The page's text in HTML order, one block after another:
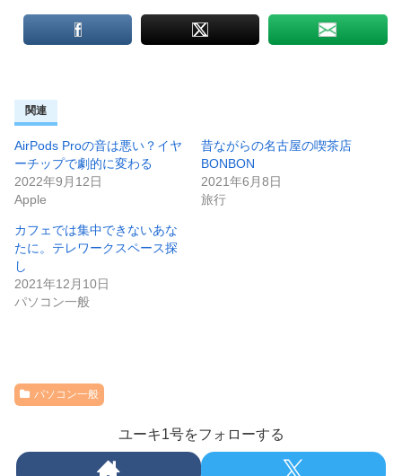
関連
AirPods Proの音は悪い？イヤ
ーチップで劇的に変わる
2022年9月12日
Apple
昔ながらの名古屋の喫茶店
BONBON
2021年6月8日
旅行
カフェでは集中できないあな
たに。テレワークスペース探
し
2021年12月10日
パソコン一般
パソコン一般
ユーキ1号をフォローする